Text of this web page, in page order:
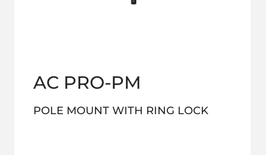
AC PRO-PM
POLE MOUNT WITH RING LOCK